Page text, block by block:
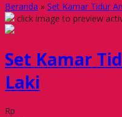
Beranda » Set Kamar Tidur
click image to preview
Set Kamar
Laki
Rp